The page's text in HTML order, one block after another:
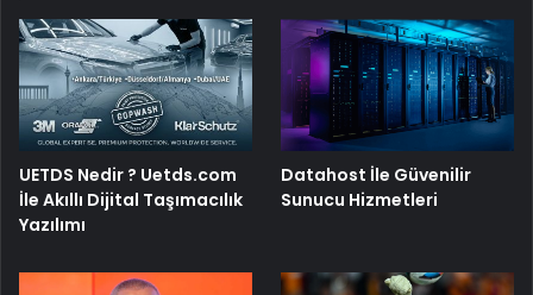
UETDS Nedir ? Uetds.com
İle Akıllı Dijital Taşımacılık
Yazılımı
Datahost İle Güvenilir
Sunucu Hizmetleri